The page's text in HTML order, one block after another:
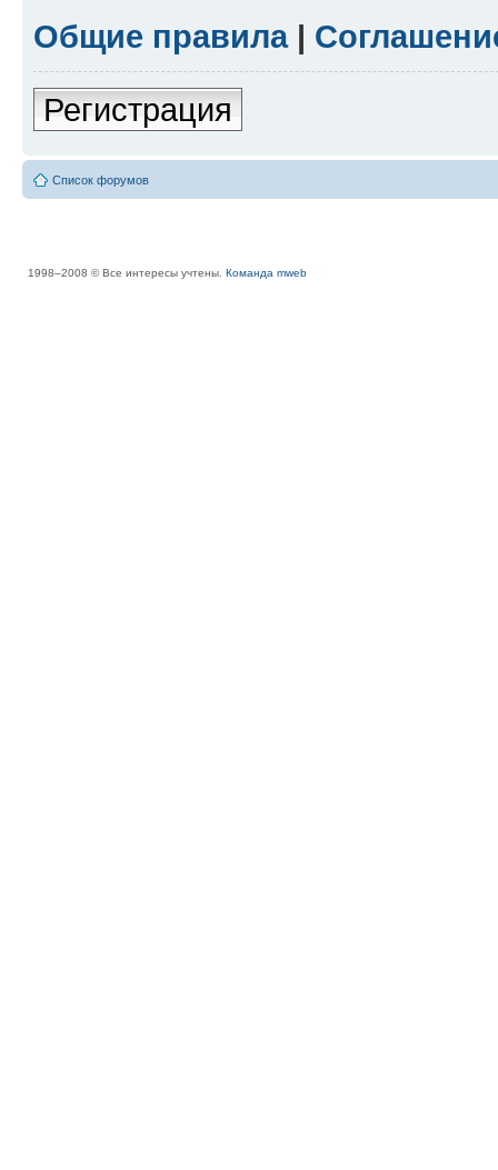
Общие правила|
Регистрация
Список форумов
1998–2008 © Все интересы учтены. Команда mweb